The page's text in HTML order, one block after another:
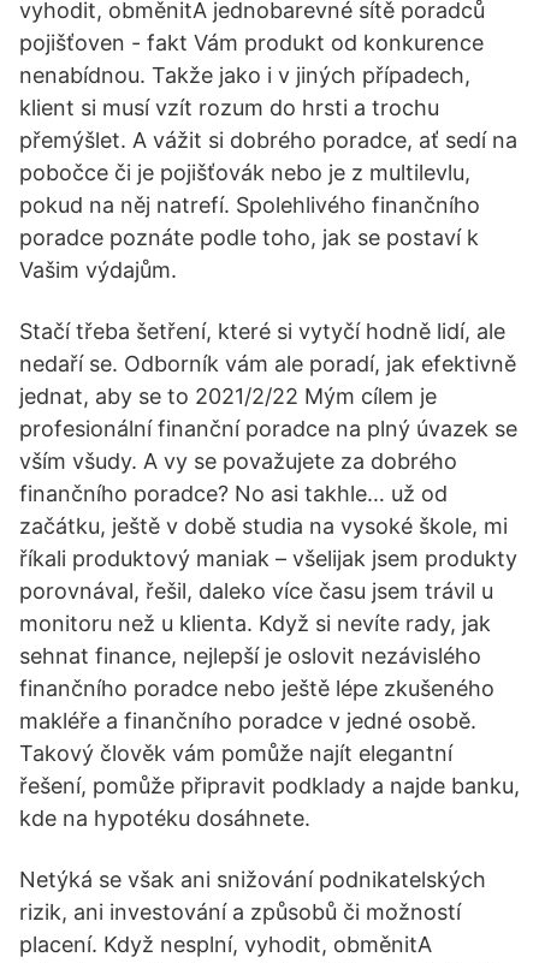
vyhodit, obměnitA jednobarevné sítě poradců
pojišťoven - fakt Vám produkt od konkurence
nenabídnou. Takže jako i v jiných případech,
klient si musí vzít rozum do hrsti a trochu
přemýšlet. A vážit si dobrého poradce, ať sedí na
pobočce či je pojišťovák nebo je z multilevlu,
pokud na něj natrefí. Spolehlivého finančního
poradce poznáte podle toho, jak se postaví k
Vašim výdajům.
Stačí třeba šetření, které si vytyčí hodně lidí, ale
nedaří se. Odborník vám ale poradí, jak efektivně
jednat, aby se to 2021/2/22 Mým cílem je
profesionální finanční poradce na plný úvazek se
vším všudy. A vy se považujete za dobrého
finančního poradce? No asi takhle… už od
začátku, ještě v době studia na vysoké škole, mi
říkali produktový maniak – všelijak jsem produkty
porovnával, řešil, daleko více času jsem trávil u
monitoru než u klienta. Když si nevíte rady, jak
sehnat finance, nejlepší je oslovit nezávislého
finančního poradce nebo ještě lépe zkušeného
makléře a finančního poradce v jedné osobě.
Takový člověk vám pomůže najít elegantní
řešení, pomůže připravit podklady a najde banku,
kde na hypotéku dosáhnete.
Netýká se však ani snižování podnikatelských
rizik, ani investování a způsobů či možností
placení. Když nesplní, vyhodit, obměnitA